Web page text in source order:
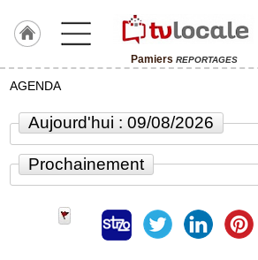
Pamiers REPORTAGES
J'adhère
ACCUEIL
Pamiers
AGENDA
Aujourd'hui : 09/08/2026
Prochainement